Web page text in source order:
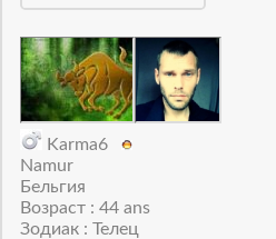
Karma6
Namur
Бельгия
Возраст : 44 ans
Зодиак : Телец